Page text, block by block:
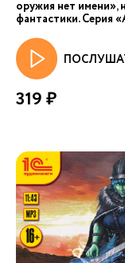
оружия нет имени»,
фантастики. Серия
319 ₽